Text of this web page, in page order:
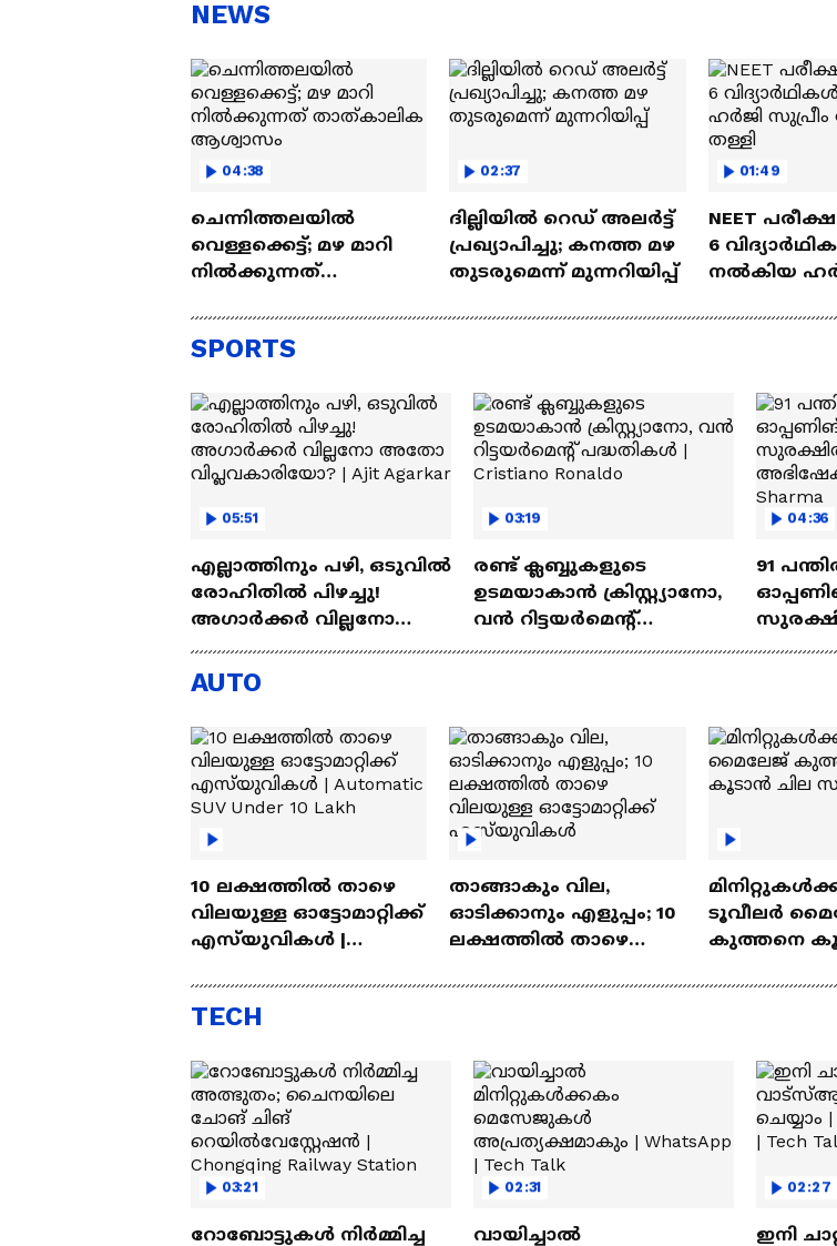
NEWS
04:38
ചെന്നിത്തലയിൽ
വെള്ളക്കെട്ട്; മഴ മാറി
നിൽക്കുന്നത്
02:37
ദില്ലിയിൽ റെഡ് അലർട്ട്
പ്രഖ്യാപിച്ചു; കനത്ത മഴ
തുടരുമെന്ന് മുന്നറിയിപ്പ്
01:49
NEET
6
നൽകിയ ഹർജി സുപ്രീം
SPORTS
05:51
എല്ലാത്തിനും പഴി, ഒടുവില്‍
രോഹിതില്‍ പിഴച്ചു!
അഗാര്‍ക്കർ വില്ലനോ
അതോ വിപ്ലവകാരിയോ? |
Ajit Agarkar
03:19
രണ്ട്‌ ക്ലബ്ബുകളുടെ
ഉടമയാകാന്‍ ക്രിസ്റ്റ്യാനോ,
വന്‍ റിട്ടയര്‍മെന്റ്‌
പദ്ധതികള്‍ | Cristiano
04:36
91
AUTO
10 ലക്ഷത്തിൽ താഴെ
വിലയുള്ള ഓട്ടോമാറ്റിക്ക്
എസ്‍യുവികൾ |
Lakh
താങ്ങാകും വില,
ഓടിക്കാനും എളുപ്പം; 10
ലക്ഷത്തിൽ താഴെ
എസ്‍യുവികൾ
ടൂവീലർ
കുത്തനെ
TECH
03:21
റോബോട്ടുകൾ നിർമ്മിച്ച
02:31
വായിച്ചാൽ
02:27
ഇനി